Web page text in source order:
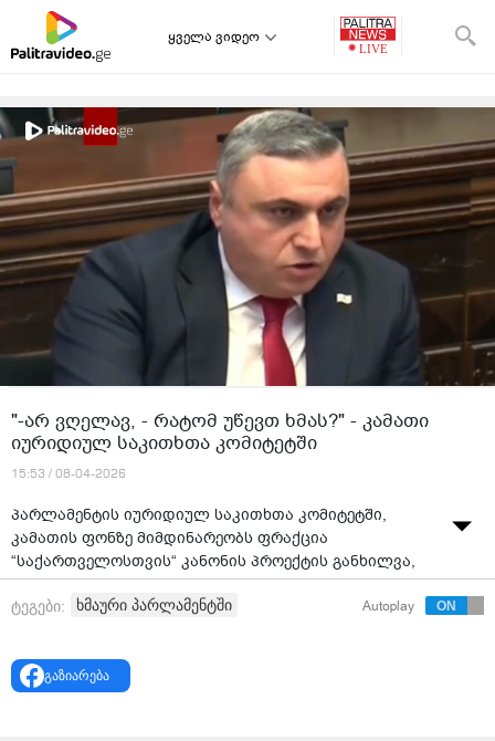
ყველა ვიდეო
"-არ ვღელავ, - რატომ უწევთ ხმას?" - კამათი
იურიდიულ საკითხთა კომიტეტში
15:53 / 08-04-2026
პარლამენტის იურიდიულ საკითხთა კომიტეტში,
კამათის ფონზე მიმდინარეობს ფრაქცია
“საქართველოსთვის“ კანონის პროექტის განხილვა,
რომელიც შეკრება-მანიფესტაციის ორგანიზების და
ჩატარების წესის დარღვევისთვის დაჯარიმებული
გათავისუფლებას ითვალისწინებს.
საკითხი დეპუტატმა სოფიო ხორგუანმა წარადგინა.
ტეგები: ხმაური პარლამენტში Autoplay
გაზიარება